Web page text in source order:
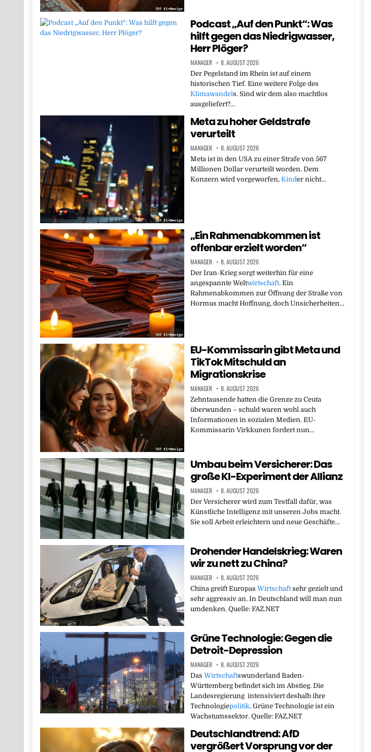
Podcast „Auf den Punkt“: Was
hilft gegen das Niedrigwasser,
Herr Plöger?
MANAGER 8. AUGUST 2026
Der Pegelstand im Rhein ist auf einem
historischen Tief. Eine weitere Folge des
Klimawandels. Sind wir dem also machtlos
ausgeliefert?…
Meta zu hoher Geldstrafe
verurteilt
MANAGER 8. AUGUST 2026
Meta ist in den USA zu einer Strafe von 567
Millionen Dollar verurteilt worden. Dem
Konzern wird vorgeworfen, Kinder nicht…
„Ein Rahmenabkommen ist
offenbar erzielt worden“
MANAGER 8. AUGUST 2026
Der Iran-Krieg sorgt weiterhin für eine
angespannte Weltwirtschaft. Ein
Rahmenabkommen zur Öffnung der Straße von
Hormus macht Hoffnung, doch Unsicherheiten…
EU-Kommissarin gibt Meta und
TikTok Mitschuld an
Migrationskrise
MANAGER 8. AUGUST 2026
Zehntausende hatten die Grenze zu Ceuta
überwunden – schuld waren wohl auch
Informationen in sozialen Medien. EU-
Kommissarin Virkkunen fordert nun…
Umbau beim Versicherer: Das
große KI-Experiment der Allianz
MANAGER 8. AUGUST 2026
Der Versicherer wird zum Testfall dafür, was
Künstliche Intelligenz mit unseren Jobs macht.
Sie soll Arbeit erleichtern und neue Geschäfte…
Drohender Handelskrieg: Waren
wir zu nett zu China?
MANAGER 8. AUGUST 2026
China greift Europas Wirtschaftsehr gezielt und
sehr aggressiv an. In Deutschland will man nun
umdenken. Quelle: FAZ.NET
Grüne Technologie: Gegen die
Detroit-Depression
MANAGER 8. AUGUST 2026
Das Wirtschaftswunderland Baden-
Württemberg befindet sich im Abstieg. Die
Landesregierung intensiviert deshalb ihre
Technologiepolitik. Grüne Technologie ist ein
Wachstumssektor. Quelle: FAZ.NET
Deutschlandtrend: AfD
vergrößert Vorsprung vor der